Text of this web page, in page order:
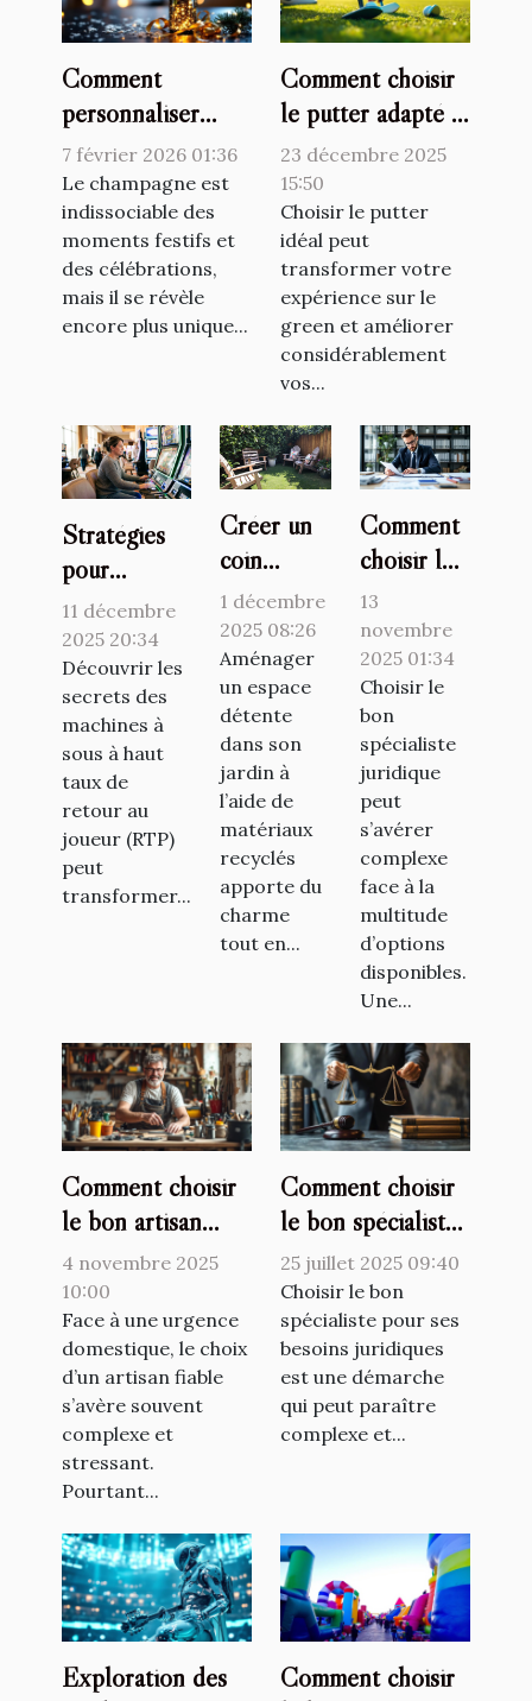
Comment
personnaliser
votre champagne
pour chaque
occasion ?
7 février 2026 01:36
Le champagne est
indissociable des
moments festifs et
des célébrations,
mais il se révèle
encore plus unique...
Comment choisir
le putter adapté à
votre style de jeu
?
23 décembre 2025
15:50
Choisir le putter
idéal peut
transformer votre
expérience sur le
green et améliorer
considérablement
vos...
Stratégies
pour
identifier et
jouer aux
machines à
sous avec
les meilleurs
RTP
11 décembre
2025 20:34
Découvrir les
secrets des
machines à
sous à haut
taux de
retour au
joueur (RTP)
peut
transformer...
Créer un
coin
relaxant
dans votre
jardin avec
des
matériaux
recyclés
1 décembre
2025 08:26
Aménager
un espace
détente
dans son
jardin à
l’aide de
matériaux
recyclés
apporte du
charme
tout en...
Comment
choisir le
bon
spécialiste
juridique
pour vos
besoins ?
13
novembre
2025 01:34
Choisir le
bon
spécialiste
juridique
peut
s’avérer
complexe
face à la
multitude
d’options
disponibles.
Une...
Comment choisir
le bon artisan
pour vos urgences
domestiques ?
4 novembre 2025
10:00
Face à une urgence
domestique, le choix
d’un artisan fiable
s’avère souvent
complexe et
stressant.
Pourtant...
Comment choisir
le bon spécialiste
pour vos besoins
juridiques ?
25 juillet 2025 09:40
Choisir le bon
spécialiste pour ses
besoins juridiques
est une démarche
qui peut paraître
complexe et...
Exploration des
Comment choisir